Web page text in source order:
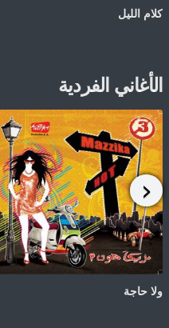
كلام الليل
الأغاني الفردية
ولا حاجة